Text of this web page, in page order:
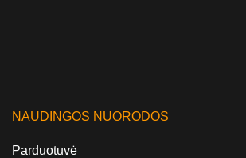
NAUDINGOS NUORODOS
Parduotuvė